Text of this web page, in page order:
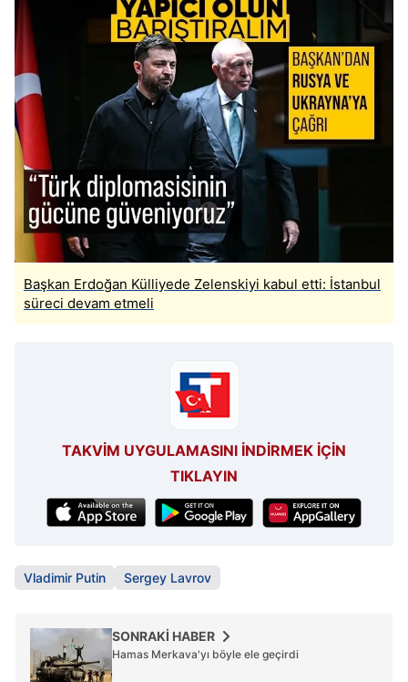
reklam/pazarlama faaliyetlerinin yapılması, amaçlarıyla
sınırlı olarak açık rızanız dahilinde kullanılacaktır.
Çerezlere ilişkin tercihlerinizi aşağıda yer alan panel
vasıtasıyla belirleyebilirsiniz. Çerezlere ilişkin detaylı bilgi
için Ayarlar butonuna tıklayabilir,Çerez Bilgilendirme
Metnimiziziyaret edebilirsiniz.
6698 sayılı Kişisel Verilerin Korunması Kanunu uyarınca
hazırlanmış Aydınlatma Metnimizi okumak ve sitemizde
ilgili mevzuata uygun olarak kullanılan çerezlerle ilgili bilgi
almak için lütfentıklayınız.
Başkan Erdoğan Külliyede Zelenskiyi kabul etti: İstanbul
süreci devam etmeli
TAKVİM UYGULAMASINI İNDİRMEK İÇİN
TIKLAYIN
Vladimir Putin Sergey Lavrov
SONRAKİ HABER
Hamas Merkava'yı böyle ele geçirdi